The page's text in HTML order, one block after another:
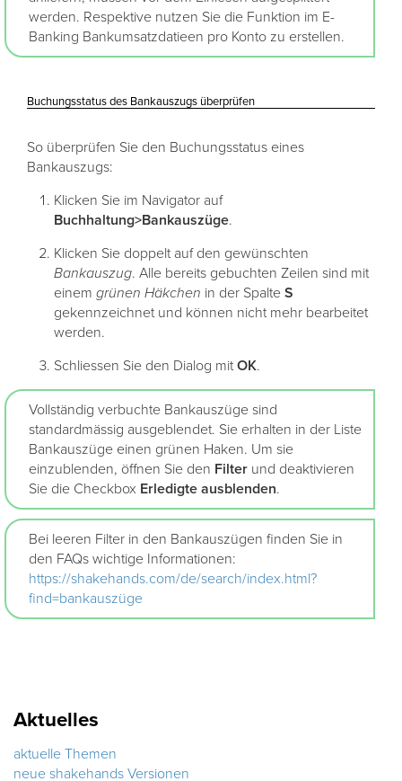
werden. Respektive nutzen Sie die Funktion im E-
Banking Bankumsatzdatieen pro Konto zu erstellen.
Buchungsstatus des Bankauszugs überprüfen
So überprüfen Sie den Buchungsstatus eines
Bankauszugs:
Klicken Sie im Navigator auf
Buchhaltung>Bankauszüge.
Klicken Sie doppelt auf den gewünschten
Bankauszug. Alle bereits gebuchten Zeilen sind mit
einem grünen Häkchen in der Spalte S
gekennzeichnet und können nicht mehr bearbeitet
werden.
Schliessen Sie den Dialog mit OK.
Vollständig verbuchte Bankauszüge sind
standardmässig ausgeblendet. Sie erhalten in der Liste
Bankauszüge einen grünen Haken. Um sie
einzublenden, öffnen Sie den Filter und deaktivieren
Sie die Checkbox Erledigte ausblenden.
Bei leeren Filter in den Bankauszügen finden Sie in
den FAQs wichtige Informationen:
https://shakehands.com/de/search/index.html?
find=bankauszüge
Aktuelles
aktuelle Themen
neue shakehands Versionen